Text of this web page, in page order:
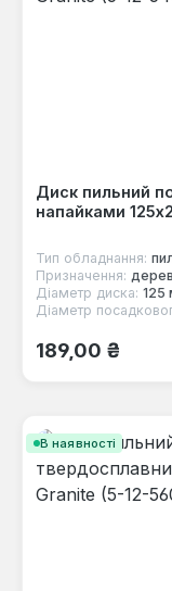
Диск пильний
напайками
Тип обладнання:
Призначення:
Діаметр диска: 125
Діаметр
Звичайна ціна:
189,00 ₴
В наявності